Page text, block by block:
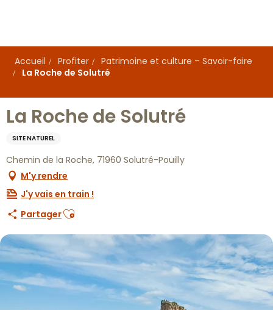
principal
Accueil
Profiter
Patrimoine et culture – Savoir-faire
La Roche de Solutré
La Roche de Solutré
SITE NATUREL
Chemin de la Roche, 71960 Solutré-Pouilly
M'y rendre
J'y vais en train !
PartagerAjouter aux favoris